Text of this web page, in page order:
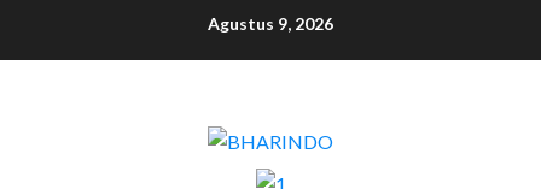
Agustus 9, 2026